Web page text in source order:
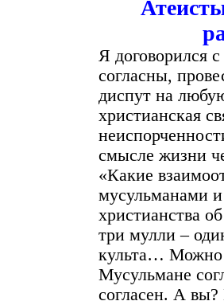
Я договорился
согласны,
диспут на
христианская
смысле жизни
«Какие
мусульманами
христианства
три мулли –
культа… Можно
Мусульмане
согласен. А вы?